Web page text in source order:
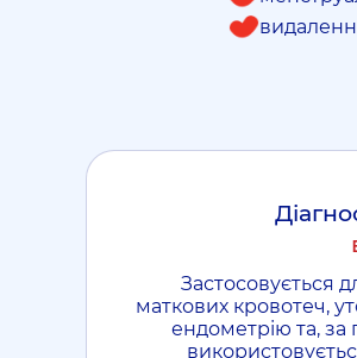
Застосовується
маткових кровотеч,
ендометрію та, за